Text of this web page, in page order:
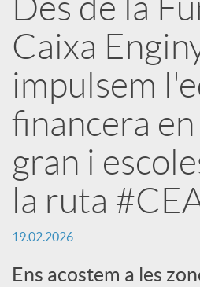
p
a
r
t
i
r
Des de la
Caixa
impulsem
financera
gran i
la ruta
19.02.2026
Ens acostem a les